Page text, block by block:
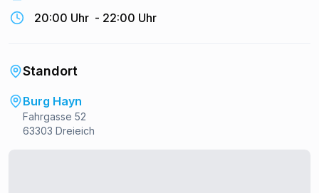
20:00 Uhr - 22:00 Uhr
Standort
Burg Hayn
Fahrgasse 52
63303 Dreieich